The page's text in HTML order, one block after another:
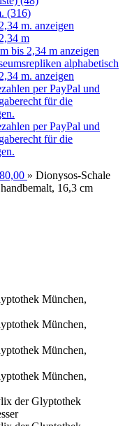
(316)
m. anzeigen
m
bis 2,34 m anzeigen
alphabetisch
m. anzeigen
per PayPal und
für die
per PayPal und
für die
» Dionysos-Schale
16,3 cm